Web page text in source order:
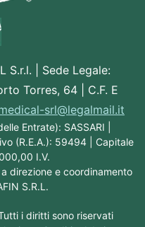
S.r.l. | Sede Legale:
Torres, 64 | C.F. E
srl@legalmail.it
Entrate): SASSARI |
(R.E.A.): 59494 | Capitale
I.V.
direzione e coordinamento
S.R.L.
i diritti sono riservati